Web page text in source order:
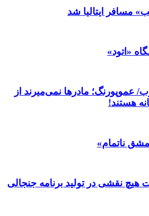
مسافر ایتالیا شد
«اتود»
عموپورنگ؛ مادرها نمی‌میرند از
هستند!
ناتمام»
هیچ نقشی در تولید برنامه جنجالی